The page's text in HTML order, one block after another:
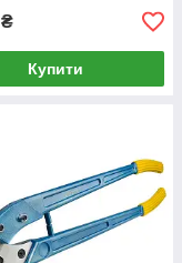
₴
Купити